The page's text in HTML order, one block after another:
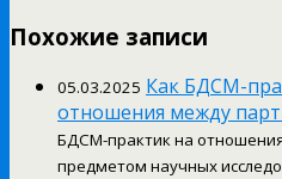
Похожие записи
05.03.2025 Как БДСМ-
отношения между
БДСМ-практик на
предметом научных